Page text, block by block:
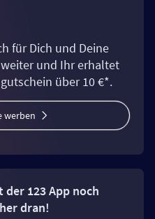
für Dich und Deine
und Ihr erhaltet
über 10 €*.
werben
der 123 App noch
dran!